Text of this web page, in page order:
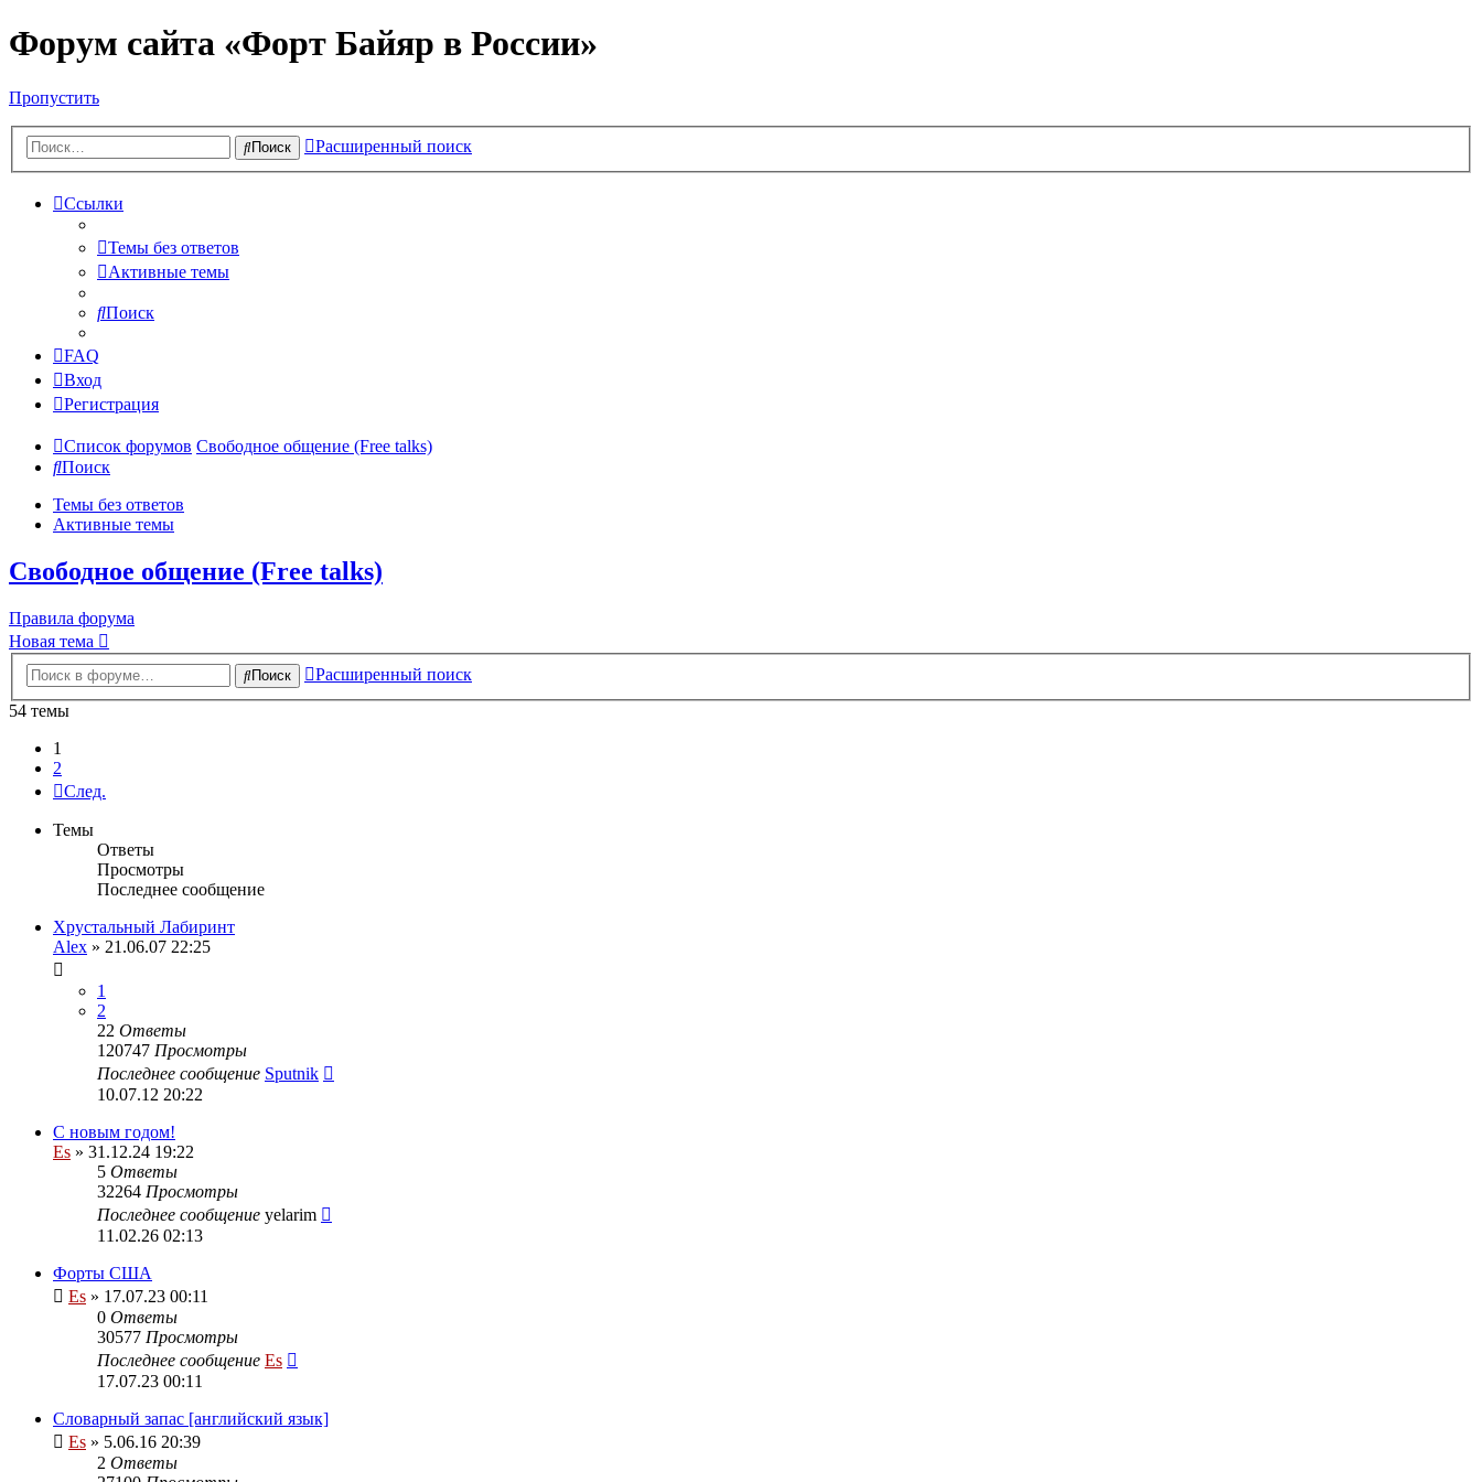
Форум сайта «Форт Байяр в России»
Пропустить
Поиск Расширенный поиск
Ссылки
Темы без ответов
Активные темы
Поиск
FAQ
Вход
Регистрация
Список форумов Свободное общение (Free talks)
Поиск
Темы без ответов
Активные темы
Свободное общение (Free talks)
Правила форума
Новая тема
Поиск
Расширенный поиск
54 темы
1
2
След.
Темы
Ответы
Просмотры
Последнее сообщение
Хрустальный Лабиринт
Alex » 21.06.07 22:25
1
2
22 Ответы
120747 Просмотры
Последнее сообщение Sputnik
10.07.12 20:22
С новым годом!
Es » 31.12.24 19:22
5 Ответы
32264 Просмотры
Последнее сообщение yelarim
11.02.26 02:13
Форты США
Es » 17.07.23 00:11
0 Ответы
30577 Просмотры
Последнее сообщение Es
17.07.23 00:11
Словарный запас [английский язык]
Es » 5.06.16 20:39
2 Ответы